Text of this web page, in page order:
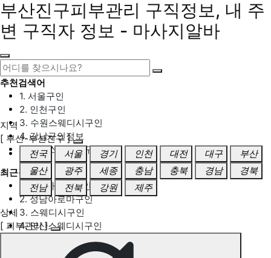
부산진구피부관리 구직정보, 내 주
변 구직자 정보 - 마사지알바
추천검색어
1. 서울구인
2. 인천구인
3. 수원스웨디시구인
4. 강남구인정보
5. 동탄스웨디시구인
최근검색어
1. 일산마사지구인
2. 성남아로마구인
3. 스웨디시구인
4. 안산스웨디시구인
지역
[ 부산-부산진구 ]
전국
서울 경기 인천 대전 대구
부산
울산
광주 세종 충남 충북 경남
경북
전남
전북 강원 제주
상세
[ 피부관리 ]